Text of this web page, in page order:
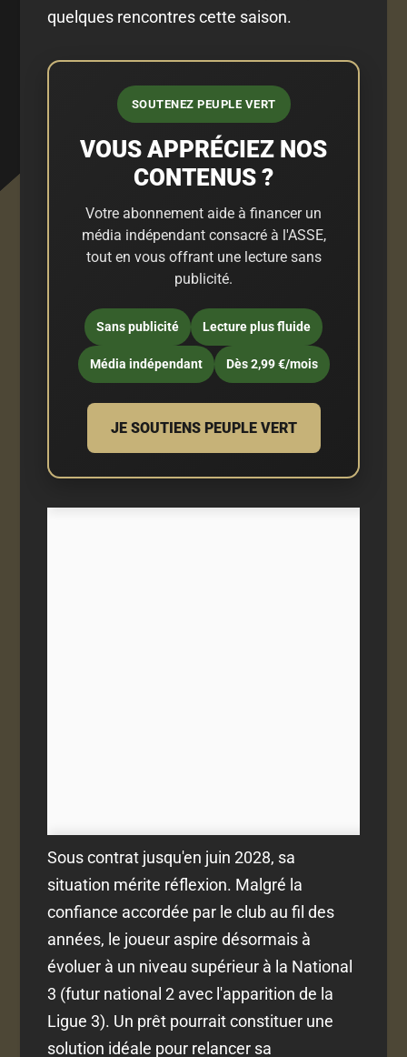
quelques rencontres cette saison.
SOUTENEZ PEUPLE VERT
VOUS APPRÉCIEZ NOS
CONTENUS ?
Votre abonnement aide à financer un
média indépendant consacré à l'ASSE,
tout en vous offrant une lecture sans
publicité.
Sans publicité Lecture plus fluide
Média indépendant Dès 2,99 €/mois
JE SOUTIENS PEUPLE VERT
Sous contrat jusqu'en juin 2028, sa
situation mérite réflexion. Malgré la
confiance accordée par le club au fil des
années, le joueur aspire désormais à
évoluer à un niveau supérieur à la National
3 (futur national 2 avec l'apparition de la
Ligue 3). Un prêt pourrait constituer une
solution idéale pour relancer sa